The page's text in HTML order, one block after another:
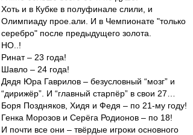
Хоть и в Кубке в полуфинале слили, и
Олимпиаду прое.али. И в Чемпионате "только
серебро" после предыдущего золота.
НО..!
Ринат – 23 года!
Шавло – 24 года!
Дядя Юра Гаврилов – безусловный “мозг” и
“дирижёр”. И “главный cтарпёр” в свои 27…
Боря Поздняков, Хидя и Федя – по 21-му году!
Генка Морозов и Серёга Родионов – по 18!
И почти все они – твёрдые игроки основного